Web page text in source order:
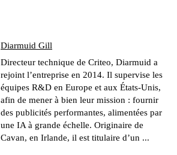
Diarmuid Gill
Directeur technique de Criteo, Diarmuid a
rejoint l’entreprise en 2014. Il supervise les
équipes R&D en Europe et aux États-Unis,
afin de mener à bien leur mission : fournir
des publicités performantes, alimentées par
une IA à grande échelle. Originaire de
Cavan, en Irlande, il est titulaire d’un ...